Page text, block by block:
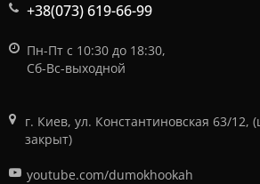
+38(073) 619-66-99
Пн-Пт с 10:30 до 18:30,
Сб-Вс-выходной
г. Киев, ул. Константиновская 63/
закрыт)
youtube.com/dumokhookah